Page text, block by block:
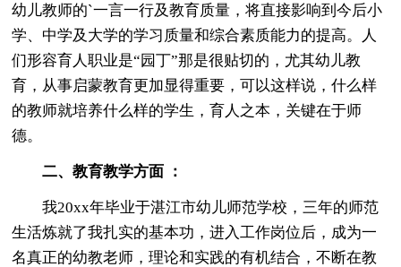
幼儿教师的`一言一行及教育质量，将直接影响到今后小
学、中学及大学的学习质量和综合素质能力的提高。人
们形容育人职业是“园丁”那是很贴切的，尤其幼儿教
育，从事启蒙教育更加显得重要，可以这样说，什么样
的教师就培养什么样的学生，育人之本，关键在于师
德。
二、教育教学方面 ：
我20xx年毕业于湛江市幼儿师范学校，三年的师范
生活炼就了我扎实的基本功，进入工作岗位后，成为一
名真正的幼教老师，理论和实践的有机结合，不断在教